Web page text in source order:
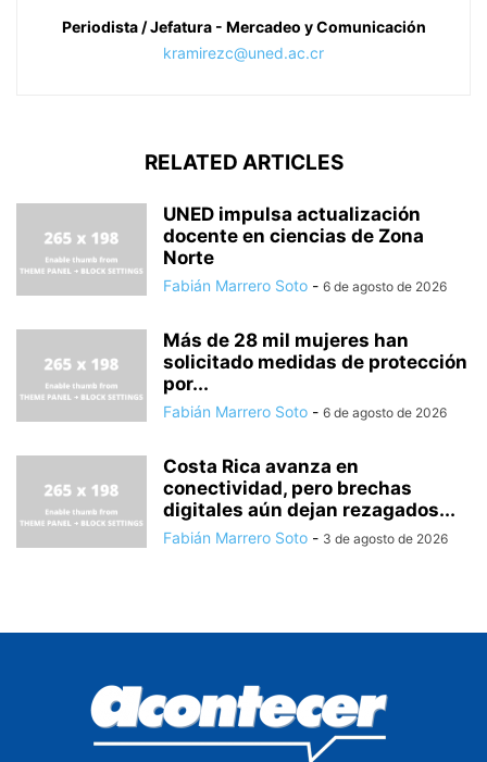
Periodista / Jefatura - Mercadeo y Comunicación
kramirezc@uned.ac.cr
RELATED ARTICLES
UNED impulsa actualización
docente en ciencias de Zona
Norte
Fabián Marrero Soto - 6 de agosto de 2026
Más de 28 mil mujeres han
solicitado medidas de protección
por...
Fabián Marrero Soto - 6 de agosto de 2026
Costa Rica avanza en
conectividad, pero brechas
digitales aún dejan rezagados...
Fabián Marrero Soto - 3 de agosto de 2026